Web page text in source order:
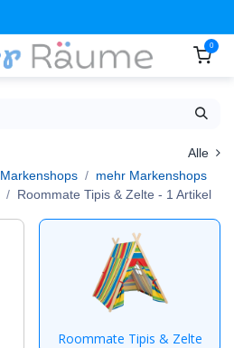
0
Alle
Markenshops
mehr Markenshops
Roommate Tipis & Zelte - 1 Artikel
Roommate Tipis & Zelte